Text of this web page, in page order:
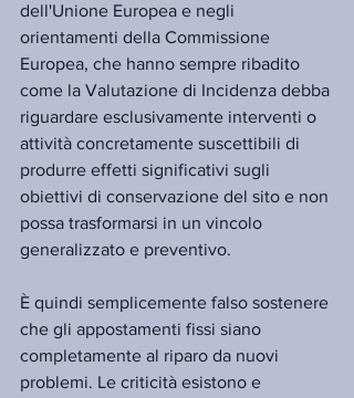
dell'Unione Europea e negli
orientamenti della Commissione
Europea, che hanno sempre ribadito
come la Valutazione di Incidenza debba
riguardare esclusivamente interventi o
attività concretamente suscettibili di
produrre effetti significativi sugli
obiettivi di conservazione del sito e non
possa trasformarsi in un vincolo
generalizzato e preventivo.
È quindi semplicemente falso sostenere
che gli appostamenti fissi siano
completamente al riparo da nuovi
problemi. Le criticità esistono e